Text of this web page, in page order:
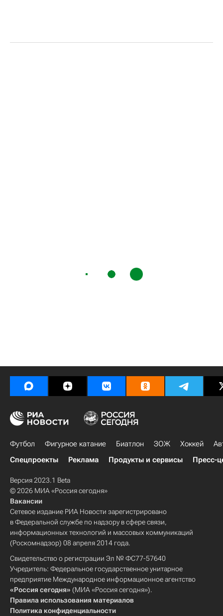
Футбол Фигурное катание Биатлон ЗОЖ Хоккей
Спецпроекты
Реклама Продукты и сервисы Пресс-
Версия 2023.1 Beta
© 2026 МИА «Россия сегодня»
Вакансии
Сетевое издание РИА Новости зарегистрировано
в Федеральной службе по надзору в сфере связи,
информационных технологий и массовых коммуникаций
(Роскомнадзор) 08 апреля 2014 года.
Свидетельство о регистрации Эл № ФС77-57640
Учредитель: Федеральное государственное унитарное
предприятие Международное информационное агентство
«Россия сегодня» (МИА «Россия сегодня»).
Правила использования материалов
Политика конфиденциальности